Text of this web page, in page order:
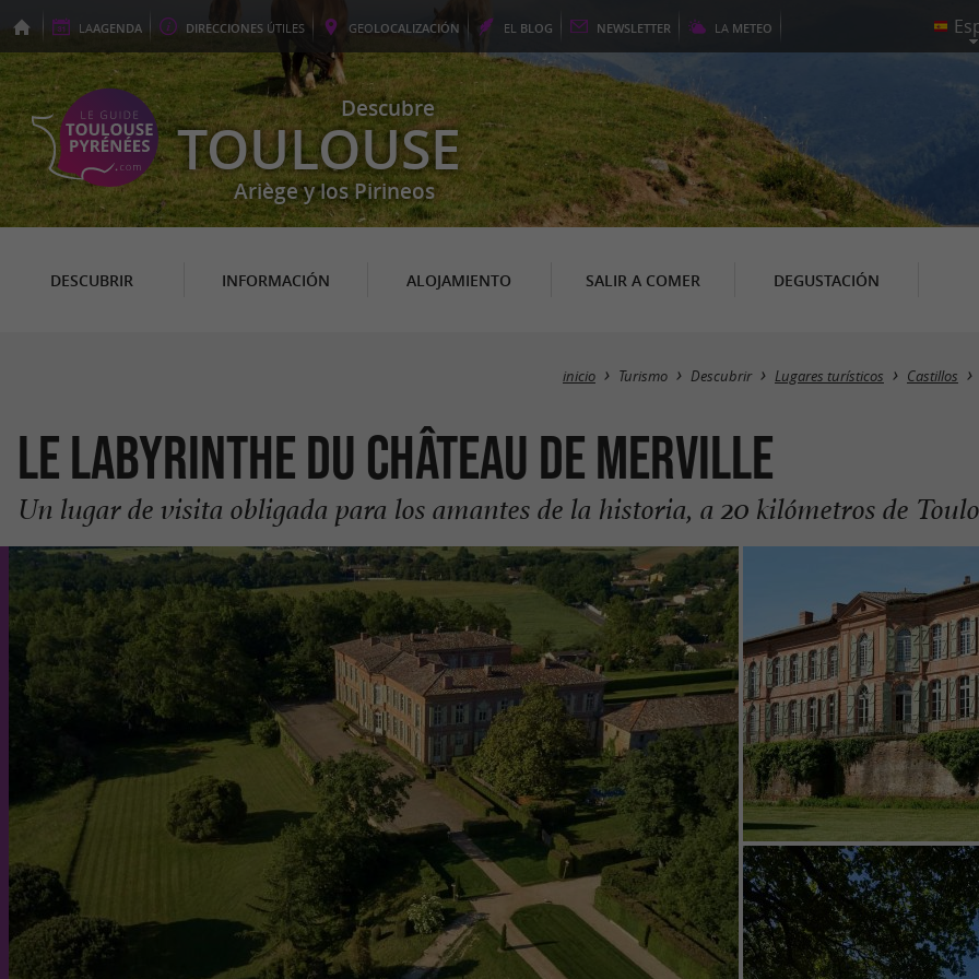
LAAGENDA DIRECCIONES ÚTILES GEOLOCALIZACIÓN EL BLOG NEWSLETTER LA METEO
Descubre
TOULOUSE
Ariège y los Pirineos
DESCUBRIR INFORMACIÓN ALOJAMIENTO SALIR A COMER DEGUSTACIÓN
inicio Turismo Descubrir Lugares turísticos Castillos
Le Labyrinthe du Château de Merville
Un lugar de visita obligada para los amantes de la historia, a 20 kilómetros de